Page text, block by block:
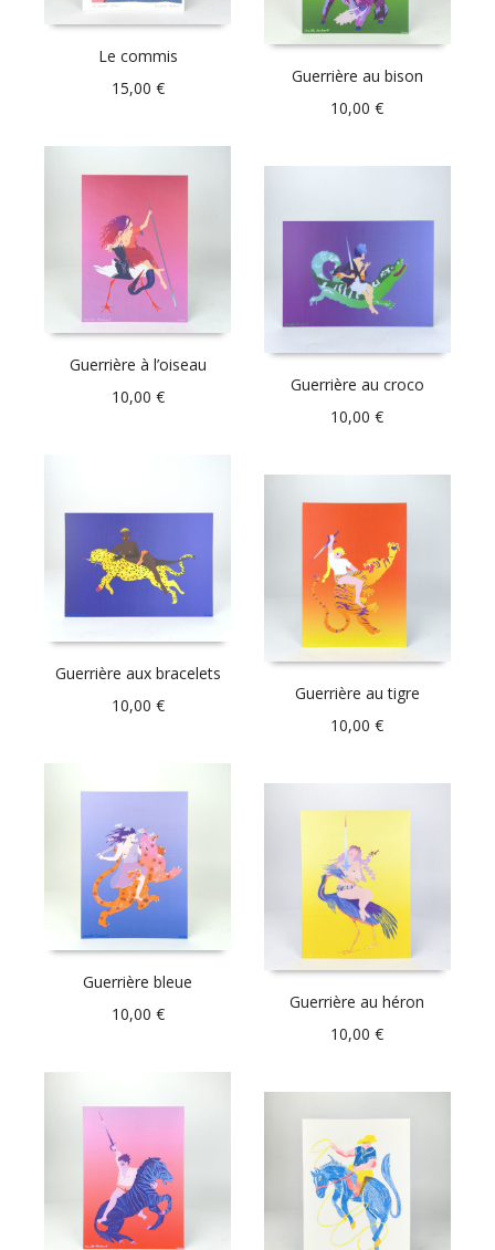
Le commis
15,00 €
Guerrière au bison
10,00€
Guerrière à l’oiseau
10,00 €
Guerrière au croco
10,00€
Guerrière aux bracelets
10,00 €
Guerrière au tigre
10,00€
Guerrière bleue
10,00 €
Guerrière au héron
10,00€